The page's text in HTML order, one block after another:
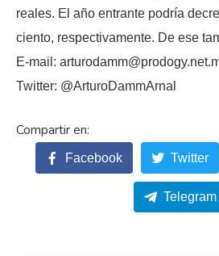
reales. El año entrante podría
ciento, respectivamente. De ese
E-mail:
Twitter: @ArturoDammArnal
Facebook Twitter
Telegram